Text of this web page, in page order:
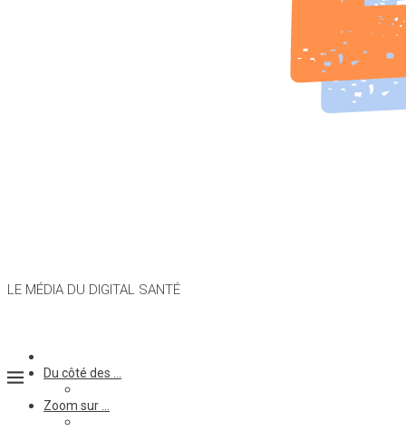
LE MÉDIA DU DIGITAL SANTÉ
Du côté des …
Zoom sur …